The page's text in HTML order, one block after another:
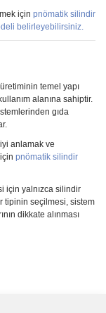
için pnömatik silindir
belirleyebilirsiniz.
temel yapı
alanına sahiptir.
gıda
anlamak ve
pnömatik silindir
için yalnızca silindir
tipinin seçilmesi, sistem
dikkate alınması